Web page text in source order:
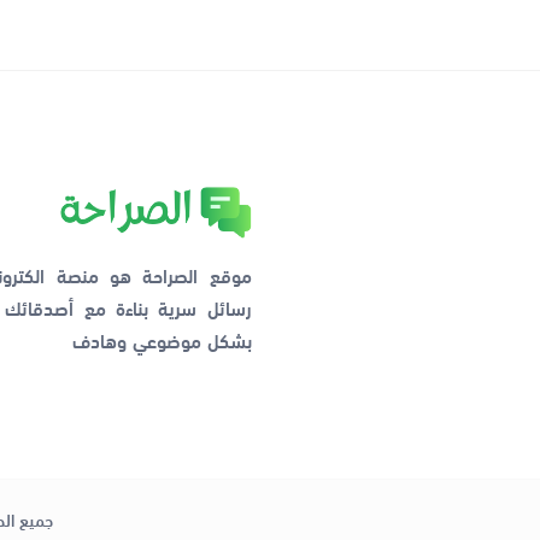
موقع الصراحة هو منصة
رسائل سرية بناءة مع
بشكل موضوعي وهادف
جميع